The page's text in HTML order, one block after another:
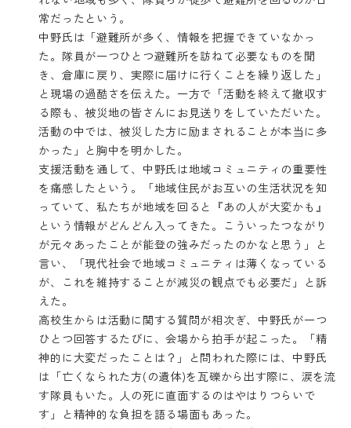
常だったという。
中野氏は「避難所が多く、情報を把握できていなかっ
た。隊員が一つひとつ避難所を訪ねて必要なものを聞
き、倉庫に戻り、実際に届けに行くことを繰り返した」
と現場の過酷さを伝えた。一方で「活動を終えて撤収す
る際も、被災地の皆さんにお見送りをしていただいた。
活動の中では、被災した方に励まされることが本当に多
かった」と胸中を明かした。
支援活動を通して、中野氏は地域コミュニティの重要性
を痛感したという。「地域住民がお互いの生活状況を知
っていて、私たちが地域を回ると『あの人が大変かも』
という情報がどんどん入ってきた。こういったつながり
が元々あったことが能登の強みだったのかなと思う」と
言い、「現代社会で地域コミュニティは薄くなっている
が、これを維持することが減災の観点でも必要だ」と訴
えた。
高校生からは活動に関する質問が相次ぎ、中野氏が一つ
ひとつ回答するたびに、会場から拍手が起こった。「精
神的に大変だったことは？」と問われた際には、中野氏
は「亡くなられた方(の遺体)を瓦礫から出す際に、涙を流
す隊員もいた。人の死に直面するのはやはりつらいで
す」と精神的な負担を語る場面もあった。